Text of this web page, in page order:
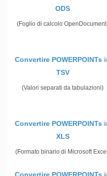
ODS
(Foglio di calcolo
Convertire POWERPOINTs
TSV
(Valori separati da tabulazioni)
Convertire POWERPOINTs
XLS
(Formato binario di Microsoft